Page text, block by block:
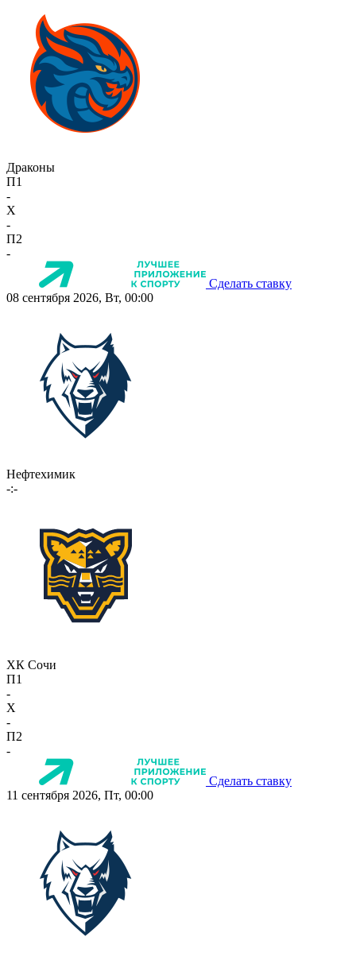
Драконы
П1
-
X
-
П2
-
Сделать ставку
08 сентября 2026, Вт, 00:00
Нефтехимик
-:-
ХК Сочи
П1
-
X
-
П2
-
Сделать ставку
11 сентября 2026, Пт, 00:00